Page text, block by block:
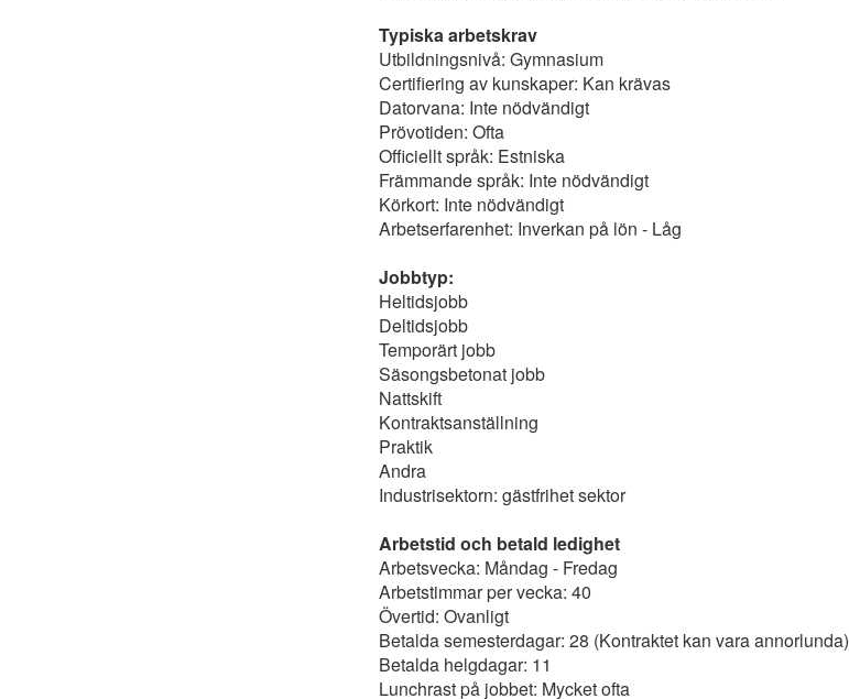
Typiska arbetskrav
Utbildningsnivå: Gymnasium
Certifiering av kunskaper: Kan krävas
Datorvana: Inte nödvändigt
Prövotiden: Ofta
Officiellt språk: Estniska
Främmande språk: Inte nödvändigt
Körkort: Inte nödvändigt
Arbetserfarenhet: Inverkan på lön - Låg
Jobbtyp:
Heltidsjobb
Deltidsjobb
Temporärt jobb
Säsongsbetonat jobb
Nattskift
Kontraktsanställning
Praktik
Andra
Industrisektorn: gästfrihet sektor
Arbetstid och betald ledighet
Arbetsvecka: Måndag - Fredag
Arbetstimmar per vecka: 40
Övertid: Ovanligt
Betalda semesterdagar: 28 (Kontraktet kan vara annorlunda)
Betalda helgdagar: 11
Lunchrast på jobbet: Mycket ofta